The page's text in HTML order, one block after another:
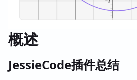
概述
JessieCode插件总结